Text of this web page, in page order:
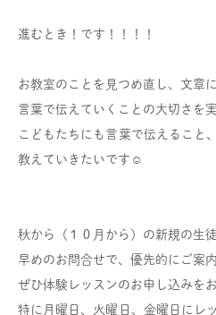
進むとき！です！！！！
お教室のことを見つめ直し、文章に
言葉で伝えていくことの大切さを
こどもたちにも言葉で伝えること
教えていきたいです☺︎
秋から（１０月から）の新規の生
早めのお問合せで、優先的にご案
ぜひ体験レッスンのお申し込みを
特に月曜日、火曜日、金曜日にレ